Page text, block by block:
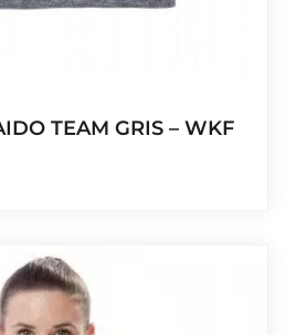
TEAM GRIS – WKF